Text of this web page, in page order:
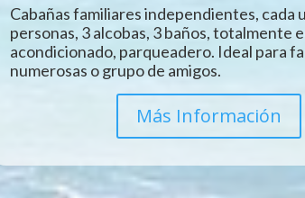
Cabañas familiares independientes, cada
personas, 3 alcobas, 3 baños, totalmente
acondicionado, parqueadero. Ideal para
numerosas o grupo de amigos.
Más Información